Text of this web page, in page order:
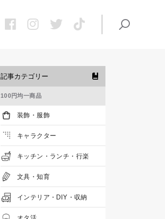
記事カテゴリー
100円均一商品
装飾・服飾
キャラクター
キッチン・ランチ・行楽
文具・知育
インテリア・DIY・収納